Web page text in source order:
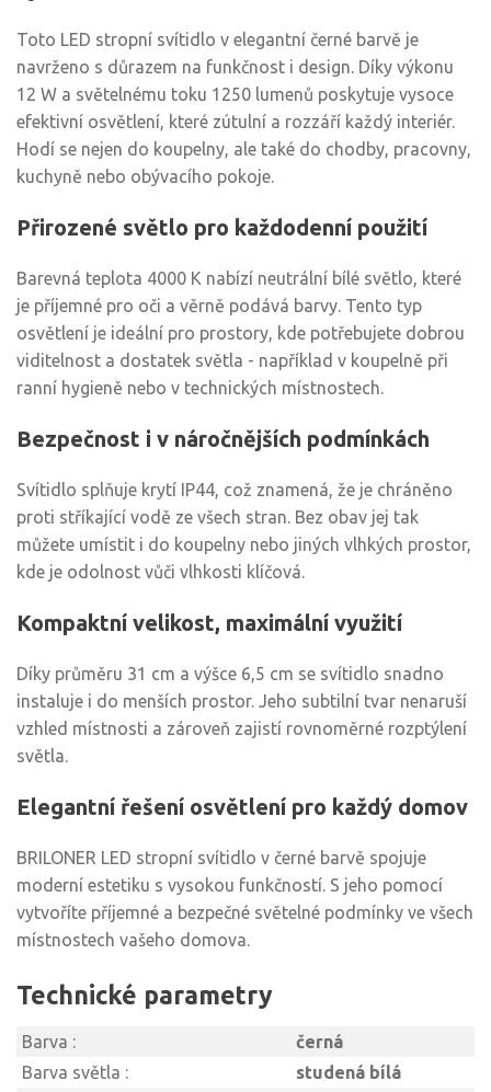
Toto LED stropní svítidlo v elegantní černé barvě je
navrženo s důrazem na funkčnost i design. Díky výkonu
12 W a světelnému toku 1250 lumenů poskytuje vysoce
efektivní osvětlení, které zútulní a rozzáří každý interiér.
Hodí se nejen do koupelny, ale také do chodby, pracovny,
kuchyně nebo obývacího pokoje.
Přirozené světlo pro každodenní použití
Barevná teplota 4000 K nabízí neutrální bílé světlo, které
je příjemné pro oči a věrně podává barvy. Tento typ
osvětlení je ideální pro prostory, kde potřebujete dobrou
viditelnost a dostatek světla - například v koupelně při
ranní hygieně nebo v technických místnostech.
Bezpečnost i v náročnějších podmínkách
Svítidlo splňuje krytí IP44, což znamená, že je chráněno
proti stříkající vodě ze všech stran. Bez obav jej tak
můžete umístit i do koupelny nebo jiných vlhkých prostor,
kde je odolnost vůči vlhkosti klíčová.
Kompaktní velikost, maximální využití
Díky průměru 31 cm a výšce 6,5 cm se svítidlo snadno
instaluje i do menších prostor. Jeho subtilní tvar nenaruší
vzhled místnosti a zároveň zajistí rovnoměrné rozptýlení
světla.
Elegantní řešení osvětlení pro každý domov
BRILONER LED stropní svítidlo v černé barvě spojuje
moderní estetiku s vysokou funkčností. S jeho pomocí
vytvoříte příjemné a bezpečné světelné podmínky ve všech
místnostech vašeho domova.
Technické parametry
Barva :
černá
Barva světla :
studená bílá